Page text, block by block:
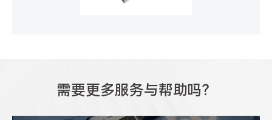
需要更多服务与帮助吗？